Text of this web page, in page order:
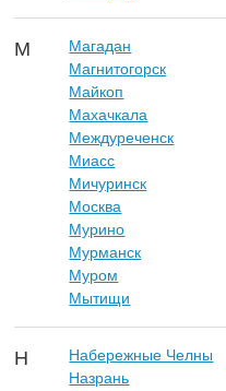
М
Магадан
Магнитогорск
Майкоп
Махачкала
Междуреченск
Миасс
Мичуринск
Москва
Мурино
Мурманск
Муром
Мытищи
Н
Набережные Челны
Назрань